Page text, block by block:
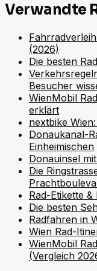
Verwandte
(2026)
Die besten
Besucher
WienMobil
erklärt
nextbike
Donaukanal-
Einheimischen
Donauinsel
Die
Rad-Etikette
Die besten
Radfahren in
Wien Rad-
WienMobil
(Vergleich